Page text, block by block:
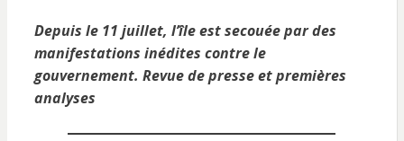
Depuis le 11 juillet, l’île est secouée par des
manifestations inédites contre le
gouvernement. Revue de presse et premières
analyses